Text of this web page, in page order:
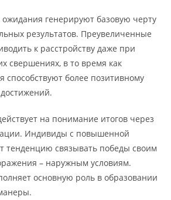
генерируют базовую черту
результатов. Преувеличенные
к расстройству даже при
свершениях, в то время как
способствуют более позитивному
на понимание итогов через
Индивиды с повышенной
тенденцию связывать победы своим
– наружным условиям.
основную роль в образовании